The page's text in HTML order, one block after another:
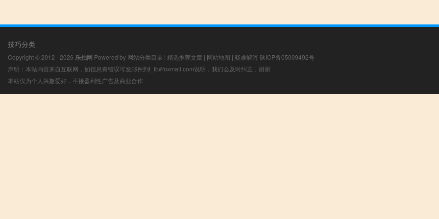
技巧分类
Copyright © 2012 - 2026 乐拍网 Powered by 网站分类目录 | 精选推荐文章 | 网站地图 | 疑难解答 陕ICP备05009492号
声明：本站内容来自互联网，如信息有错误可发邮件到f_fb#foxmail.com说明，我们会及时纠正，谢谢
本站仅为个人兴趣爱好，不接盈利性广告及商业合作